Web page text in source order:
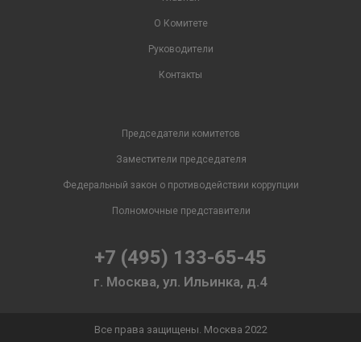
О Комитете
Руководители
Контакты
Председатели комитетов
Заместители председателя
Федеральный закон о противодействии коррупции
Полномочные представители
+7 (495) 133-65-45
г. Москва, ул. Ильинка, д.4
Все права защищены. Москва 2022